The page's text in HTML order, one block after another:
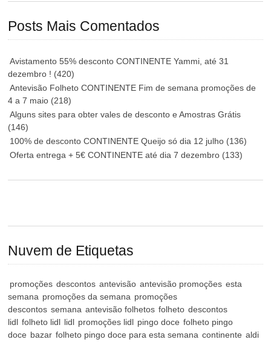
Posts Mais Comentados
Avistamento 55% desconto CONTINENTE Yammi, até 31
dezembro ! (420)
Antevisão Folheto CONTINENTE Fim de semana promoções de
4 a 7 maio (218)
Alguns sites para obter vales de desconto e Amostras Grátis
(146)
100% de desconto CONTINENTE Queijo só dia 12 julho (136)
Oferta entrega + 5€ CONTINENTE até dia 7 dezembro (133)
Nuvem de Etiquetas
promoções descontos antevisão antevisão promoções esta
semana promoções da semana promoções
descontos semana antevisão folhetos folheto descontos
lidl folheto lidl lidl promoções lidl pingo doce folheto pingo
doce bazar folheto pingo doce para esta semana continente aldi